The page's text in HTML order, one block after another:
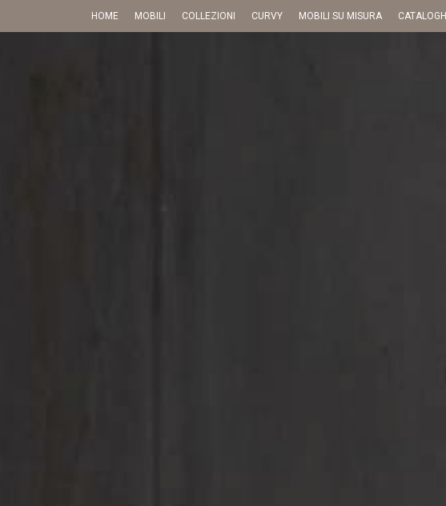
HOME MOBILI COLLEZIONI CURVY MOBILI SU MISURA CATALOGHI